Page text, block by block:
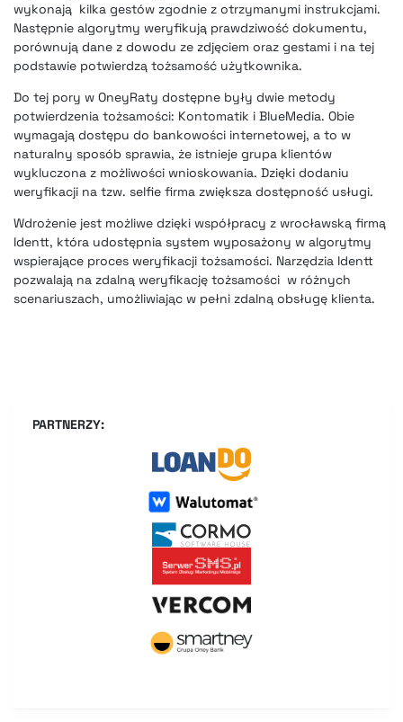
wykonają kilka gestów zgodnie z otrzymanymi instrukcjami.
Następnie algorytmy weryfikują prawdziwość dokumentu,
porównują dane z dowodu ze zdjęciem oraz gestami i na tej
podstawie potwierdzą tożsamość użytkownika.
Do tej pory w OneyRaty dostępne były dwie metody
potwierdzenia tożsamości: Kontomatik i BlueMedia. Obie
wymagają dostępu do bankowości internetowej, a to w
naturalny sposób sprawia, że istnieje grupa klientów
wykluczona z możliwości wnioskowania. Dzięki dodaniu
weryfikacji na tzw. selfie firma zwiększa dostępność usługi.
Wdrożenie jest możliwe dzięki współpracy z wrocławską firmą
Identt, która udostępnia system wyposażony w algorytmy
wspierające proces weryfikacji tożsamości. Narzędzia Identt
pozwalają na zdalną weryfikację tożsamości w różnych
scenariuszach, umożliwiając w pełni zdalną obsługę klienta.
PARTNERZY: